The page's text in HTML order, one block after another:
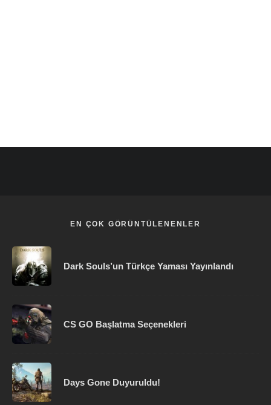
EN ÇOK GÖRÜNTÜLENENLER
Dark Souls’un Türkçe Yaması Yayınlandı
CS GO Başlatma Seçenekleri
Days Gone Duyuruldu!